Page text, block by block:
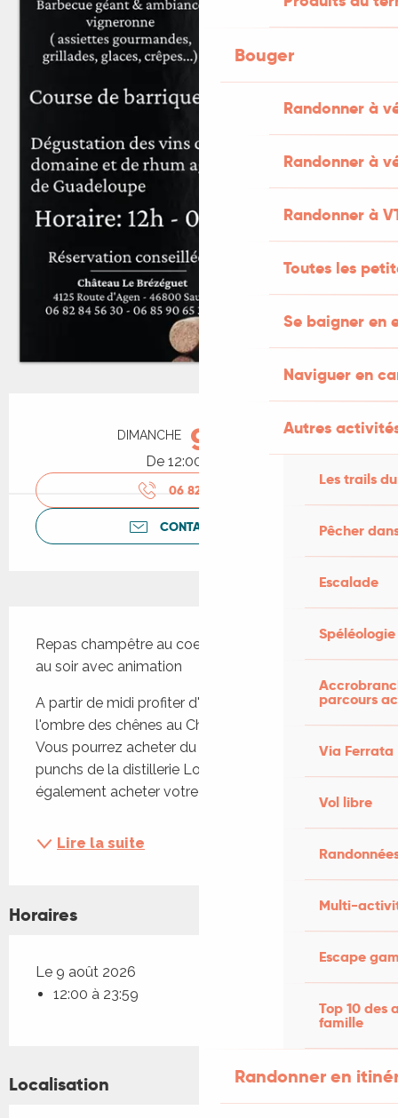
Bouger
Randonner à
Randonner à
Randonner à
Toutes les
Se baigner en
Naviguer en
Autres
Les trails
Pêcher
Escalade
Spéléologie
parcours
Via Ferrata
Vol libre
Multi-
Escape
Top 10 des
famille
Randonner en
Ouverture et coordonnées
DIMANCHE 9
De 12:00 à 23:59
06 82 84 56
CONTACTEZ-NOUS
Repas champêtre au coeur du vignoble du midi
au soir avec animation
A partir de midi profiter d'une journée festive à
l'ombre des chênes au Chateau Le Brézéguet.
Vous pourrez acheter du vin mais aussi des
punchs de la distillerie Longueteau. Vous pouvez
également acheter votre repas: entrée...
Lire la suite
Horaires
Le 9 août 2026
12:00 à 23:59
Localisation